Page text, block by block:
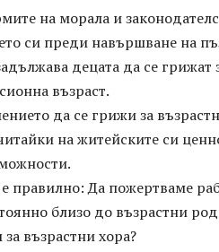
на морала и
си преди навършване на
децата да се грижат
възраст.
да се грижи за
на житейските си
правилно: Да пожертваме
близо до възрастни
възрастни хора?